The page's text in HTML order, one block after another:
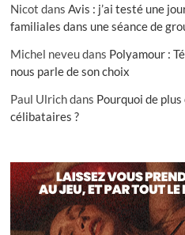
Nicot dansAvis : j’ai testé une
familiales dans une séance de
Michel neveudans Polyamour :
nous parle de son choix
Paul Ulrichdans Pourquoi de
célibataires ?